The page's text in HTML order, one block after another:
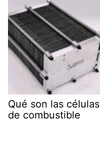
Qué son las células
de combustible